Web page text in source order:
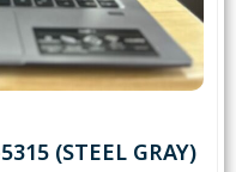
(STEEL GRAY)